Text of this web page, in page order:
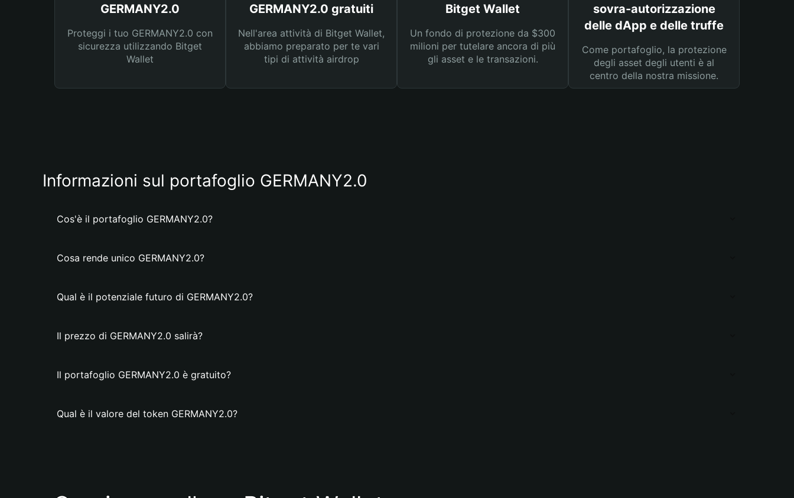
GERMANY2.0
Proteggi i tuo GERMANY2.0 con
sicurezza utilizzando Bitget
Wallet
GERMANY2.0 gratuiti
Nell'area attività di Bitget Wallet,
abbiamo preparato per te vari
tipi di attività airdrop
Bitget Wallet
Un fondo di protezione da $300
milioni per tutelare ancora di più
gli asset e le transazioni.
sovra-autorizzazione
delle dApp e delle truffe
Come portafoglio, la protezione
degli asset degli utenti è al
centro della nostra missione.
Informazioni sul portafoglio GERMANY2.0
Cos'è il portafoglio GERMANY2.0?
Cosa rende unico GERMANY2.0?
Qual è il potenziale futuro di GERMANY2.0?
Il prezzo di GERMANY2.0 salirà?
Il portafoglio GERMANY2.0 è gratuito?
Qual è il valore del token GERMANY2.0?